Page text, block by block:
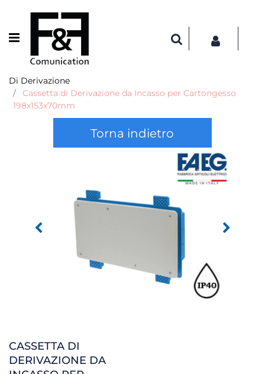
Open menu
Di Derivazione
Cassetta di Derivazione da Incasso per Cartongesso
198x153x70mm
Torna indietro
CASSETTA DI
DERIVAZIONE DA